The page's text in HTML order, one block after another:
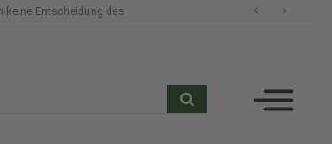
keine Entscheidung des